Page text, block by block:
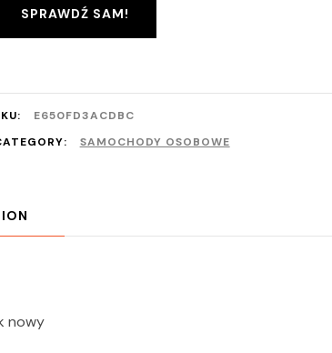
SPRAWDŹ SAM!
E650FD3ACDBC
SAMOCHODY OSOBOWE
nowy